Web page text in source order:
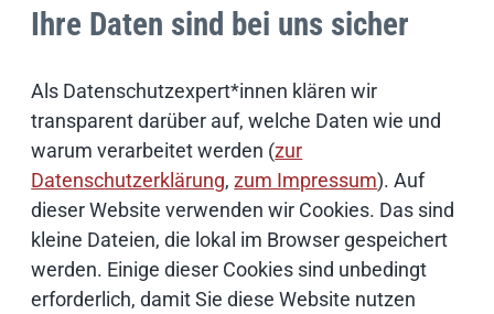
Ihre Daten sind bei uns sicher
Als Datenschutzexpert*innen klären wir
transparent darüber auf, welche Daten wie und
warum verarbeitet werden (zur
Datenschutzerklärung,zum Impressum). Auf
dieser Website verwenden wir Cookies. Das sind
kleine Dateien, die lokal im Browser gespeichert
werden. Einige dieser Cookies sind unbedingt
erforderlich, damit Sie diese Website nutzen
Open Source
IT Sicherheit
Onlinezugangsgesetz